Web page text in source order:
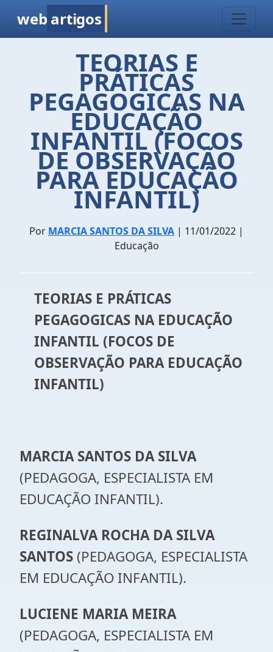
web artigos
TEORIAS E
PRÁTICAS
PEGAGOGICAS NA
EDUCAÇÃO
INFANTIL (FOCOS
DE OBSERVAÇÃO
PARA EDUCAÇÃO
INFANTIL)
Por MARCIA SANTOS DA SILVA | 11/01/2022 |
Educação
TEORIAS E PRÁTICAS
PEGAGOGICAS NA EDUCAÇÃO
INFANTIL (FOCOS DE
OBSERVAÇÃO PARA EDUCAÇÃO
INFANTIL)
MARCIA SANTOS DA SILVA
(PEDAGOGA, ESPECIALISTA EM
EDUCAÇÃO INFANTIL).
REGINALVA ROCHA DA SILVA
SANTOS (PEDAGOGA, ESPECIALISTA
EM EDUCAÇÃO INFANTIL).
LUCIENE MARIA MEIRA
(PEDAGOGA, ESPECIALISTA EM